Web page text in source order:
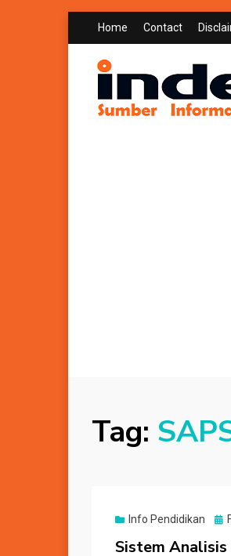
Home Contact
Tag:
Info Pendidikan
Sistem Analisis